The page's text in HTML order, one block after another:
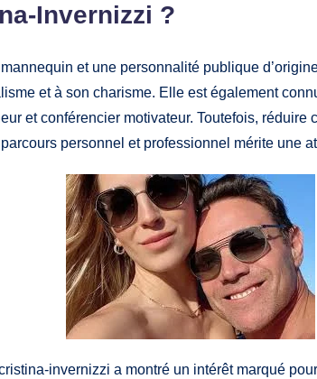
Invernizzi ?
et une personnalité publique
et à son charisme. Elle est également
et conférencier motivateur. Toutefois,
personnel et professionnel mérite une
invernizzi a montré un intérêt marqué